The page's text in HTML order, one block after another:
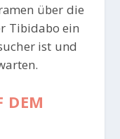
über die
Tibidabo ein
ist und
DEM